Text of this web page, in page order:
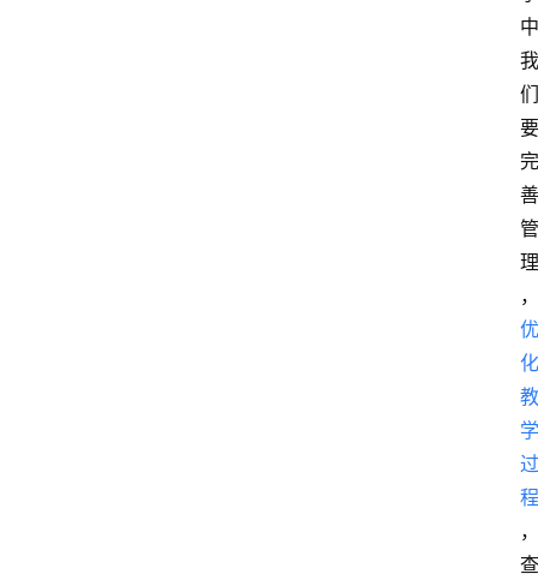
中
我
们
要
完
善
管
理
，
优
化
教
学
过
程
，
查